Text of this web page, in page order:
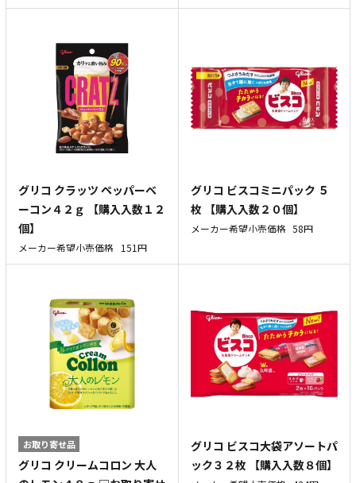
グリコ クラッツ ペッパーベ
ーコン４２ｇ 【購入入数１２
個】
メーカー希望小売価格 151円
グリコ ビスコミニパック ５
枚 【購入入数２０個】
メーカー希望小売価格 58円
お取り寄せ品
グリコ クリームコロン 大人
グリコ ビスコ大袋アソートパ
ック３２枚 【購入入数８個】